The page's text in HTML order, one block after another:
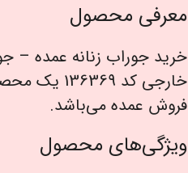
معرفی محصول
خرید جوراب زنانه عمده –
خارجی کد
فروش عمده می‌باشد.
ویژگی‌های محصول